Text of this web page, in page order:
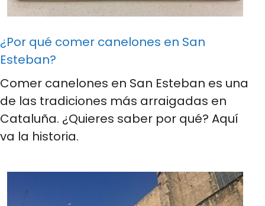
¿Por qué comer canelones en San
Esteban?
Comer canelones en San Esteban es una
de las tradiciones más arraigadas en
Cataluña. ¿Quieres saber por qué? Aquí
va la historia.